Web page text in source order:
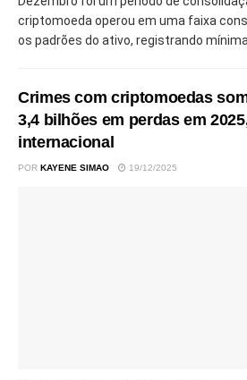
criptomoeda operou em uma faixa
os padrões do ativo, registrando mínima
Crimes com criptomoedas
3,4 bilhões em perdas em
internacional
POR KAYENE SIMAO 19/12/2025